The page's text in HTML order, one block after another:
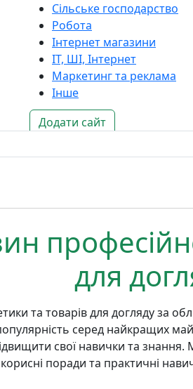
Сільське господарство
Робота
Інтернет магазини
ІТ, ШІ, Інтернет
Маркетинг та реклама
Інше
Додати сайт
для
та товарів для догляду за
серед найкращих
свої навички та знання.
поради та практичні